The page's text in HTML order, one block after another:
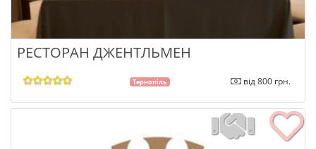
РЕСТОРАН ДЖЕНТЛЬМЕН
Тернопіль від 800 грн.